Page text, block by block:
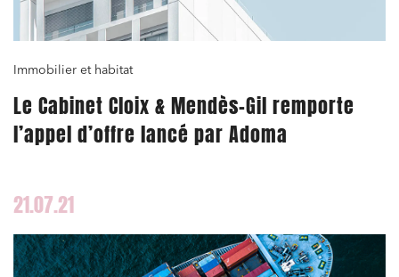
Immobilier et habitat
Le Cabinet Cloix & Mendès-Gil remporte
l’appel d’offre lancé par Adoma
21.07.21